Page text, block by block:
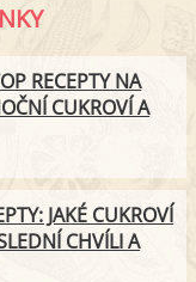
RECEPTY NA
CUKROVÍ A
JAKÉ CUKROVÍ
CHVÍLI A